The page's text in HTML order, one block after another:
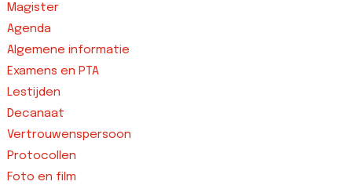
Magister
Agenda
Algemene informatie
Examens en PTA
Lestijden
Decanaat
Vertrouwenspersoon
Protocollen
Foto en film